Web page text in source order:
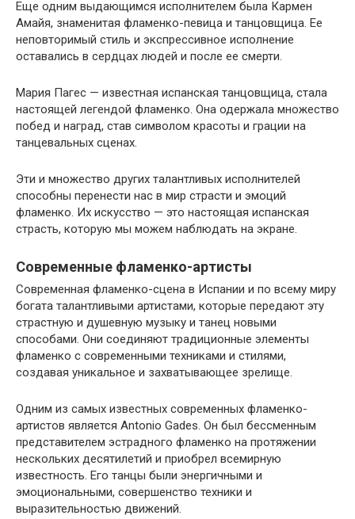
Еще одним выдающимся исполнителем была Кармен
Амайя, знаменитая фламенко-певица и танцовщица. Ее
неповторимый стиль и экспрессивное исполнение
оставались в сердцах людей и после ее смерти.
Мария Пагес — известная испанская танцовщица, стала
настоящей легендой фламенко. Она одержала множество
побед и наград, став символом красоты и грации на
танцевальных сценах.
Эти и множество других талантливых исполнителей
способны перенести нас в мир страсти и эмоций
фламенко. Их искусство — это настоящая испанская
страсть, которую мы можем наблюдать на экране.
Современные фламенко-артисты
Современная фламенко-сцена в Испании и по всему миру
богата талантливыми артистами, которые передают эту
страстную и душевную музыку и танец новыми
способами. Они соединяют традиционные элементы
фламенко с современными техниками и стилями,
создавая уникальное и захватывающее зрелище.
Одним из самых известных современных фламенко-
артистов является Аntonio Gades. Он был бессменным
представителем эстрадного фламенко на протяжении
нескольких десятилетий и приобрел всемирную
известность. Его танцы были энергичными и
эмоциональными, совершенство техники и
выразительностью движений.